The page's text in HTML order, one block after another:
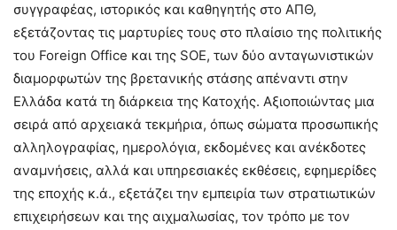
συγγραφέας, ιστορικός και καθηγητής στο ΑΠΘ,
εξετάζοντας τις μαρτυρίες τους στο πλαίσιο της πολιτικής
του Foreign Office και της SOE, των δύο ανταγωνιστικών
διαμορφωτών της βρετανικής στάσης απέναντι στην
Ελλάδα κατά τη διάρκεια της Κατοχής. Αξιοποιώντας μια
σειρά από αρχειακά τεκμήρια, όπως σώματα προσωπικής
αλληλογραφίας, ημερολόγια, εκδομένες και ανέκδοτες
αναμνήσεις, αλλά και υπηρεσιακές εκθέσεις, εφημερίδες
της εποχής κ.ά., εξετάζει την εμπειρία των στρατιωτικών
επιχειρήσεων και της αιχμαλωσίας, τον τρόπο με τον